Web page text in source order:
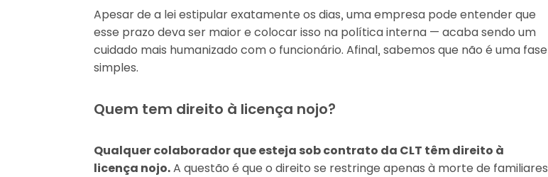
Apesar de a lei estipular exatamente os dias, uma empresa pode entender que
esse prazo deva ser maior e colocar isso na política interna — acaba sendo um
cuidado mais humanizado com o funcionário. Afinal, sabemos que não é uma fase
simples.
Quem tem direito à licença nojo?
Qualquer colaborador que esteja sob contrato da CLT têm direito à
licença nojo.A questão é que o direito se restringe apenas à morte de familiares